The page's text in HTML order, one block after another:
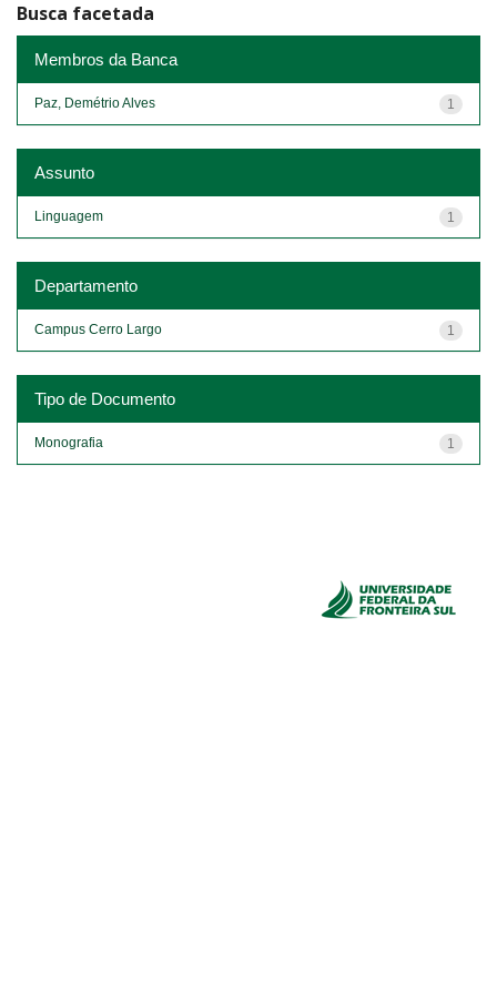
Busca facetada
Membros da Banca
1
Paz, Demétrio Alves
Assunto
1
Linguagem
Departamento
1
Campus Cerro Largo
Tipo de Documento
1
Monografia